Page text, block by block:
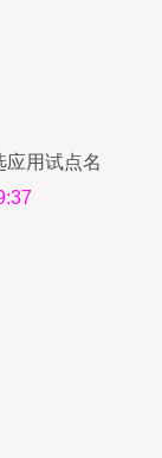
应用试点名